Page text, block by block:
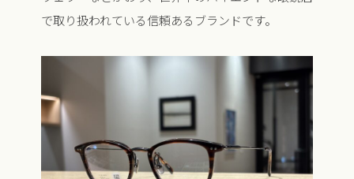
で取り扱われている信頼あるブランドです。